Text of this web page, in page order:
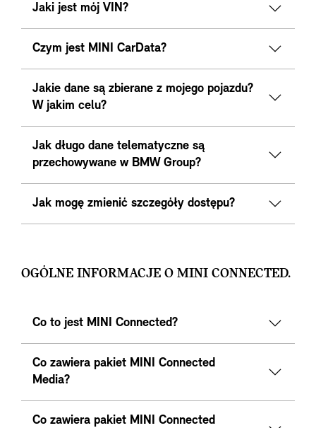
Jaki jest mój VIN?
Czym jest MINI CarData?
Jakie dane są zbierane z mojego pojazdu?
W jakim celu?
Jak długo dane telematyczne są
przechowywane w BMW Group?
Jak mogę zmienić szczegóły dostępu?
OGÓLNE INFORMACJE O MINI CONNECTED.
Co to jest MINI Connected?
Co zawiera pakiet MINI Connected
Media?
Co zawiera pakiet MINI Connected